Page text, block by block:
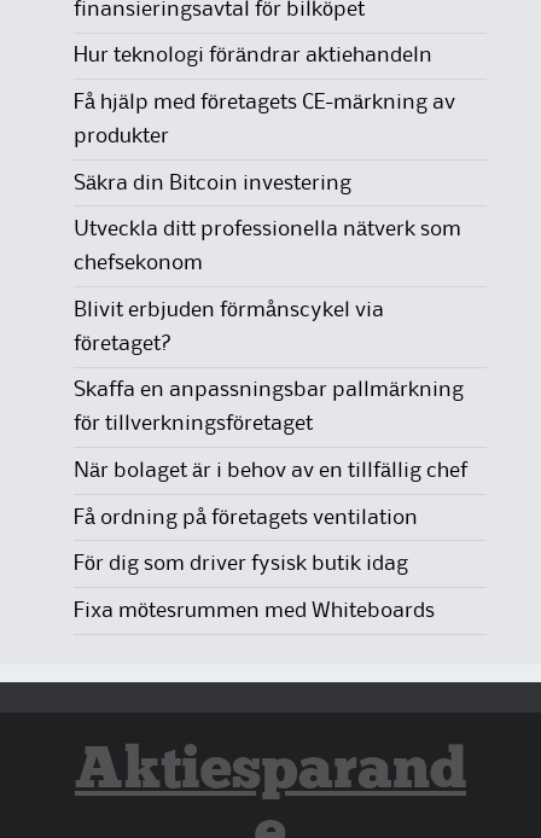
finansieringsavtal för bilköpet
Hur teknologi förändrar aktiehandeln
Få hjälp med företagets CE-märkning av
produkter
Säkra din Bitcoin investering
Utveckla ditt professionella nätverk som
chefsekonom
Blivit erbjuden förmånscykel via
företaget?
Skaffa en anpassningsbar pallmärkning
för tillverkningsföretaget
När bolaget är i behov av en tillfällig chef
Få ordning på företagets ventilation
För dig som driver fysisk butik idag
Fixa mötesrummen med Whiteboards
Aktiesparand